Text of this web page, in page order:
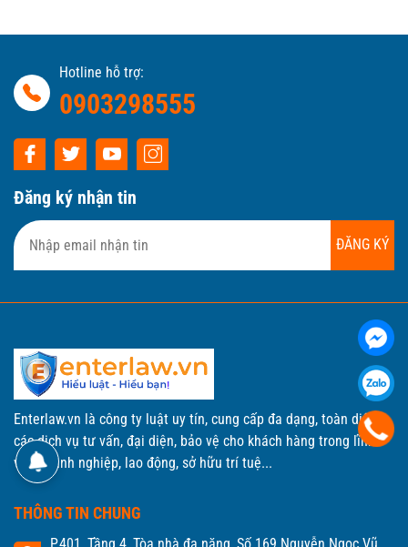
Hotline hỗ trợ:
0903298555
Đăng ký nhận tin
ĐĂNG KÝ
Enterlaw.vn là công ty luật uy tín, cung cấp đa dạng, toàn diện
các dịch vụ tư vấn, đại diện, bảo vệ cho khách hàng trong lĩnh
vực doanh nghiệp, lao động, sở hữu trí tuệ...
THÔNG TIN CHUNG